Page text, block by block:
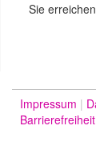
Sie
Impressum
Barrierefreiheit